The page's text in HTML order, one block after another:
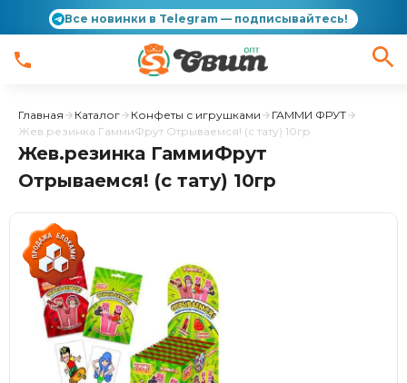
Все новинки в Telegram — подписывайтесь!
Главная Каталог Конфеты с игрушками
ГАММИ ФРУТ
Жев.резинка ГаммиФрут Отрываемся! (с тату) 10гр
Жев.резинка ГаммиФрут
Отрываемся! (с тату) 10гр